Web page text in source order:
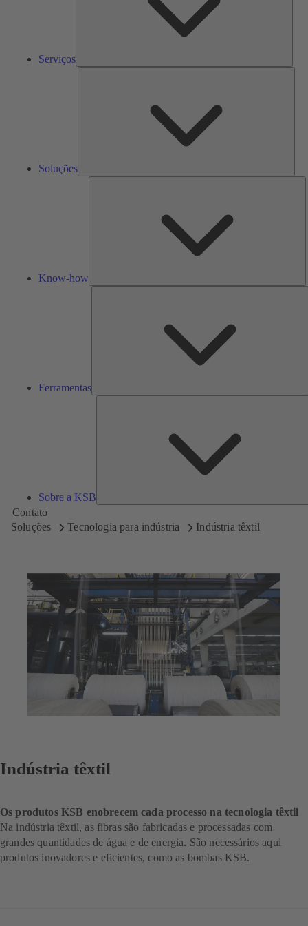
Serviços
Soluções
Know-how
Ferramentas
Sobre a KSB
Contato
Soluções
Tecnologia para indústria Indústria têxtil
Indústria têxtil
Os produtos KSB enobrecem cada processo na tecnologia têxtil
Na indústria têxtil, as fibras são fabricadas e processadas com
grandes quantidades de água e de energia. São necessários aqui
produtos inovadores e eficientes, como as bombas KSB.